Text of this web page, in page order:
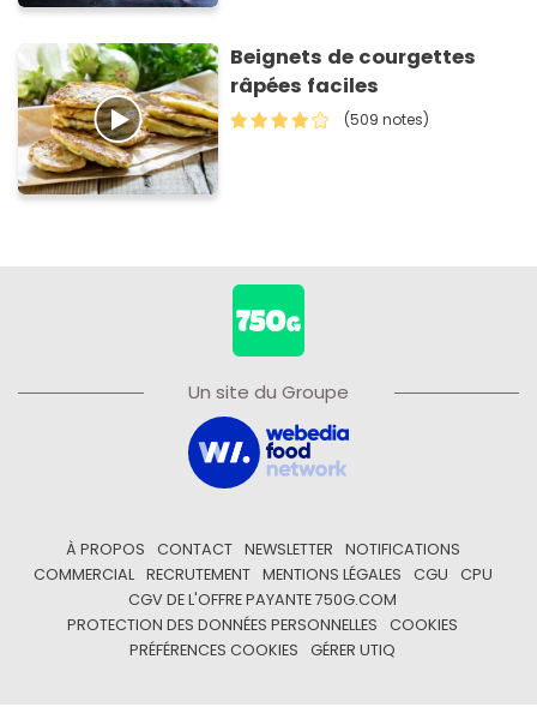
Beignets de courgettes
râpées faciles
(509 notes)
Un site du Groupe
À PROPOS CONTACT NEWSLETTER
NOTIFICATIONS
COMMERCIAL
RECRUTEMENT MENTIONS LÉGALES CGU
CPU
CGV DE L'OFFRE PAYANTE 750G.COM
PROTECTION DES DONNÉES PERSONNELLES
COOKIES
PRÉFÉRENCES COOKIES
GÉRER UTIQ